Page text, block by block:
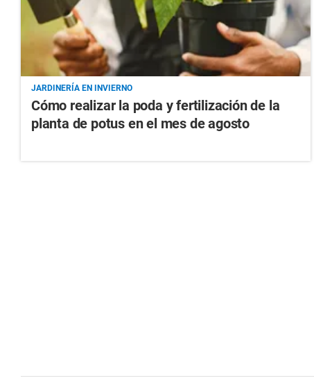
JARDINERÍA EN INVIERNO
Cómo realizar la poda y fertilización de la
planta de potus en el mes de agosto